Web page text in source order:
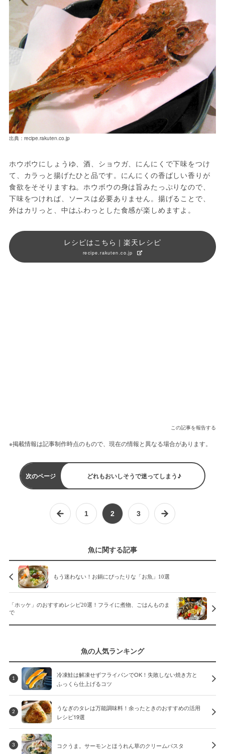
出典：recipe.rakuten.co.jp
ホウボウにしょうゆ、酒、ショウガ、にんにくで下味をつけ
て、カラっと揚げたひと品です。にんにくの香ばしい香りが
食欲をそそりますね。ホウボウの身は旨みたっぷりなので、
下味をつければ、ソースは必要ありません。揚げることで、
外はカリっと、中はふわっとした食感が楽しめますよ。
レシピはこちら｜楽天レシピ
recipe.rakuten.co.jp
この記事を報告する
※掲載情報は記事制作時点のもので、現在の情報と異なる場合があります。
次のページ どれもおいしそうで迷ってしまう♪
1 2 3
魚に関する記事
もう迷わない！お鍋にぴったりな「お魚」10選
「ホッケ」のおすすめレシピ20選！フライに煮物、ごはんものま
で
魚の人気ランキング
1
冷凍鮭は解凍せずフライパンでOK！失敗しない焼き方と
ふっくら仕上げるコツ
2
うなぎのタレは万能調味料！余ったときのおすすめの活用
レシピ19選
3 コクうま。サーモンとほうれん草のクリームパスタ